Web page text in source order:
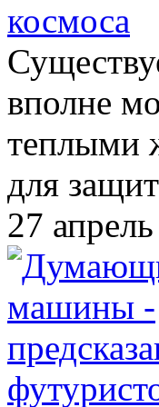
космоса
вполне
теплыми
для
27